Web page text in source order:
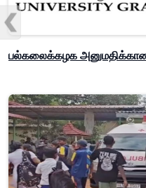
பல்கலைக்கழக